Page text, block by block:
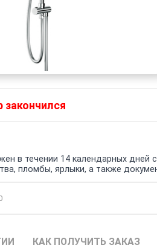
закончился
в течении 14 календарных дней
пломбы, ярлыки, а также
КАК ПОЛУЧИТЬ ЗАКАЗ